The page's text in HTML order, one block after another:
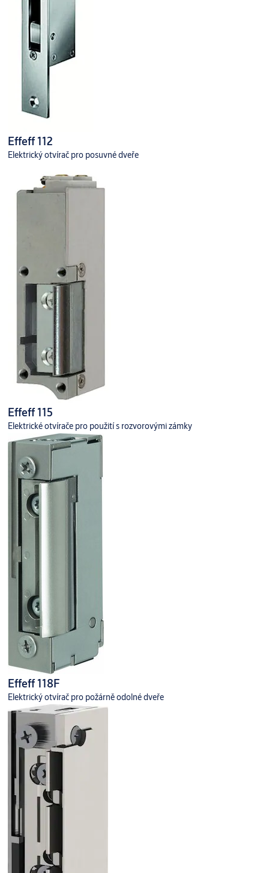
Effeff 112
Elektrický otvírač pro posuvné dveře
Effeff 115
Elektrické otvírače pro použití s rozvorovými zámky
Effeff 118F
Elektrický otvírač pro požárně odolné dveře